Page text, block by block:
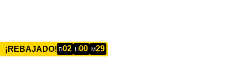
¡REBAJADO! D02 H00 M29